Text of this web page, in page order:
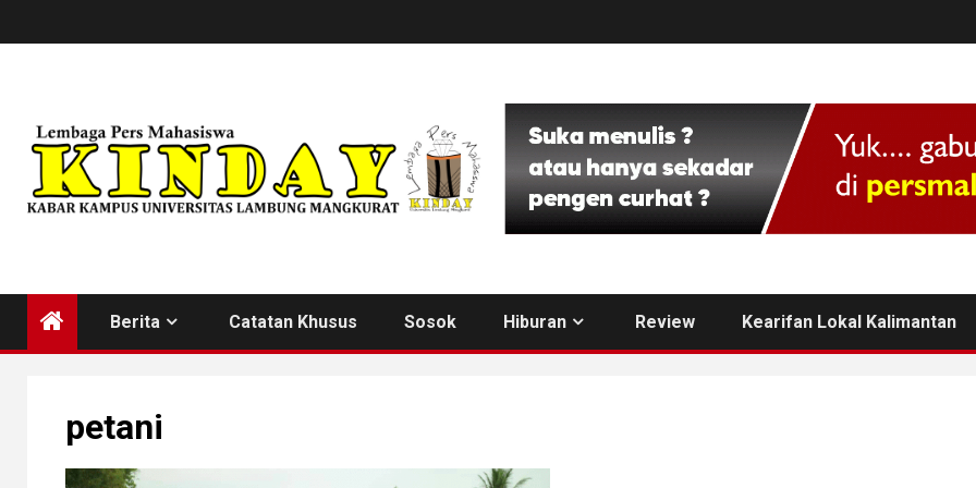
to
Berita Catatan Khusus Sosok Hiburan Review Kearifan Lokal Kalimantan
petani